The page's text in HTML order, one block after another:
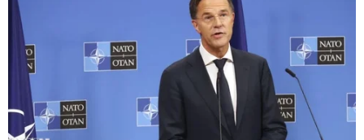
9/3/2024. (Ảnh: AFP/TTXVN)
Theo phóng viên TTXVN tại Caribe, các băng
nhóm vũ trang tiếp tục triển khai nhiều cuộc
tấn công mới ở vùng ngoại ô thủ đô Port-au-
Prince của Haiti trong ngày 21/3, khiến nhiều